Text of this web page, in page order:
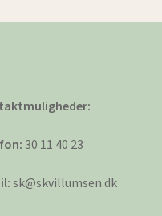
30 11 40 23
sk@skvillumsen.dk